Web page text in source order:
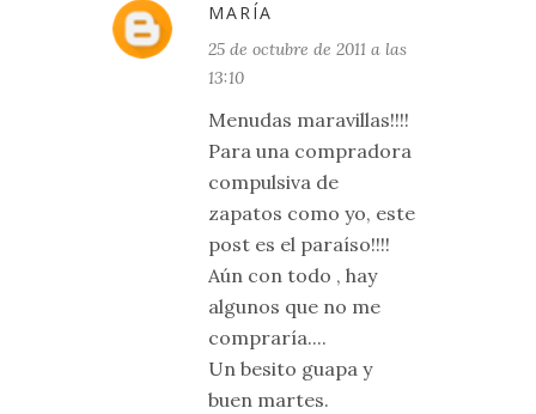
MARÍA
25 de octubre de 2011 a las
13:10
Menudas maravillas!!!!
Para una compradora
compulsiva de
zapatos como yo, este
post es el paraíso!!!!
Aún con todo , hay
algunos que no me
compraría....
Un besito guapa y
buen martes.